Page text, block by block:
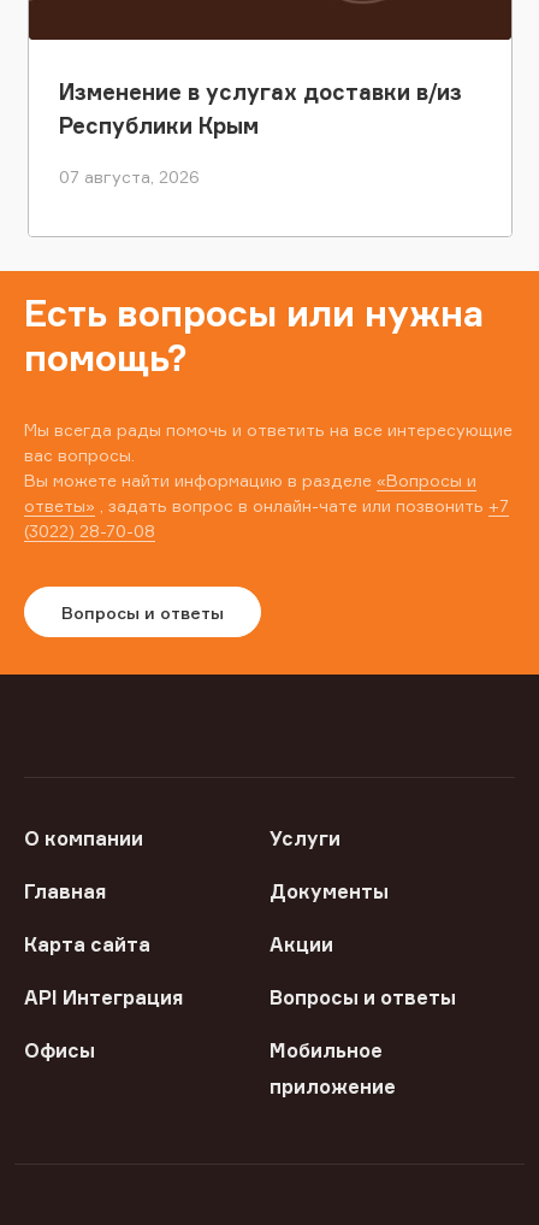
Изменение в услугах доставки в/из
Республики Крым
07 августа, 2026
Есть вопросы или нужна
помощь?
Мы всегда рады помочь и ответить на все интересующие
вас вопросы.
Вы можете найти информацию в разделе «Вопросы и
ответы» , задать вопрос в онлайн-чате или позвонить +7
(3022) 28-70-08
Вопросы и ответы
О компании Услуги
Главная Документы
Карта сайта Акции
API Интеграция Вопросы и ответы
Офисы
Мобильное
приложение